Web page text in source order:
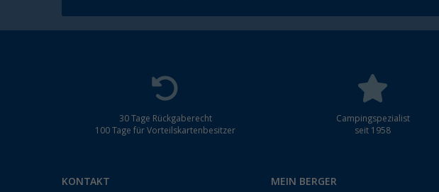
30 Tage Rückgaberecht
100 Tage für Vorteilskartenbesitzer
Campingspezialist
seit 1958
KONTAKT MEIN BERGER